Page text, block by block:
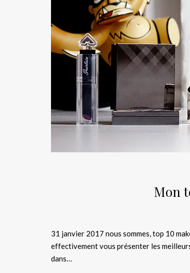
Mon
31 janvier 2017 nous sommes, top 10
effectivement vous présenter les
dans…